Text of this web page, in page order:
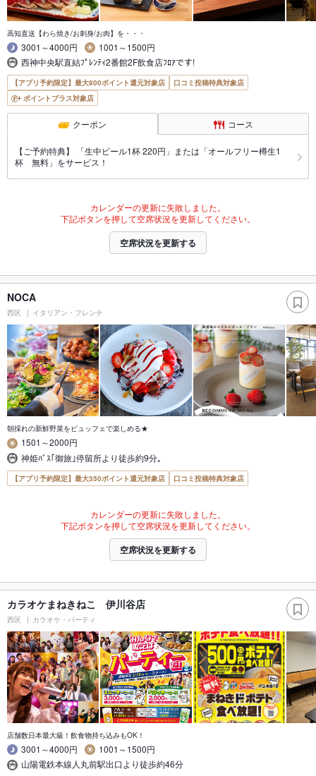
高知直送【わら焼き/お刺身/お肉】を・・・
3001～4000円
1001～1500円
西神中央駅直結ﾌﾟﾚﾝﾃｨ2番館2F飲食店ﾌﾛｱです!
【アプリ予約限定】最大800ポイント還元対象店
口コミ投稿特典対象店
ポイントプラス対象店
クーポン コース
【ご予約特典】 「生中ビール1杯 220円」または「オールフリー樽生1
杯 無料」をサービス！
カレンダーの更新に失敗しました。
下記ボタンを押して空席状況を更新してください。
空席状況を更新する
NOCA
西区 イタリアン・フレンチ
朝採れの新鮮野菜をビュッフェで楽しめる★
1501～2000円
神姫ﾊﾞｽ｢御旅｣停留所より徒歩約9分｡
【アプリ予約限定】最大350ポイント還元対象店 口コミ投稿特典対象店
カレンダーの更新に失敗しました。
下記ボタンを押して空席状況を更新してください。
空席状況を更新する
カラオケまねきねこ 伊川谷店
西区 カラオケ・パーティ
店舗数日本最大級！飲食物持ち込みもOK！
3001～4000円
1001～1500円
山陽電鉄本線人丸前駅出口より徒歩約46分